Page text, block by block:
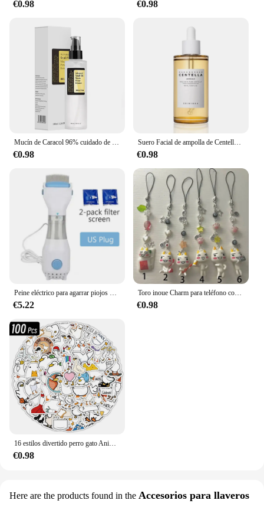
€0.98 €0.98
Mucín de Caracol 96% cuidado de la piel coreano esencia para el rostro decoloración líneas finas esencia reparadora reafirmante caracol Facial brillo antienvejecimiento
€0.98
Suero Facial de ampolla de Centella Asiatica de Madagascar, piel propensa y sensible, hidratante, reafirmante de la piel, coche de piel de vidrio coreano
€0.98
Peine eléctrico para agarrar piojos de mascotas, cepillo asesino para eliminar pulgas físicas multifuncional para gatos, perros, limpiador de pelo, peine eliminador de piojos
€5.22
Toro inoue Charm para teléfono con cuentas Estético Hecho a mano
€0.98
16 estilos divertido perro gato Animal Meme impermeable Graffiti pegatina estética decorativa equipaje portátil teléfono álbum de recortes pegatinas para niños
€0.98
Here are the products found in the Accesorios para llaveros